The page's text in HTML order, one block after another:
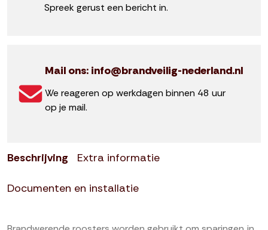
Spreek gerust een bericht in.
Mail ons: info@brandveilig-nederland.nl
We reageren op werkdagen binnen 48 uur
op je mail.
Beschrijving Extra informatie
Documenten en installatie